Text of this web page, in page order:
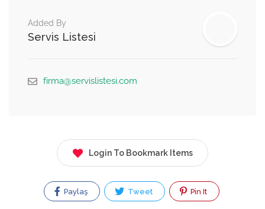
Added By
Servis Listesi
firma@servislistesi.com
Login To Bookmark Items
Paylaş Tweet Pin It